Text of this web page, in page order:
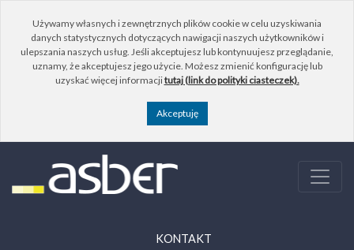
Używamy własnych i zewnętrznych plików cookie w celu uzyskiwania
danych statystycznych dotyczących nawigacji naszych użytkowników i
ulepszania naszych usług. Jeśli akceptujesz lub kontynuujesz przeglądanie,
uznamy, że akceptujesz jego użycie. Możesz zmienić konfigurację lub
uzyskać więcej informacjitutaj (link do polityki ciasteczek).
KONTAKT